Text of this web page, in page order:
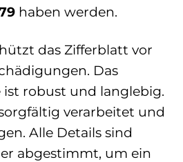
haben werden.
das Zifferblatt vor
Das
ist robust und langlebig.
verarbeitet und
Alle Details sind
abgestimmt, um ein